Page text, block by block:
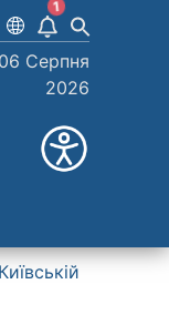
1
06 Серпня
2026